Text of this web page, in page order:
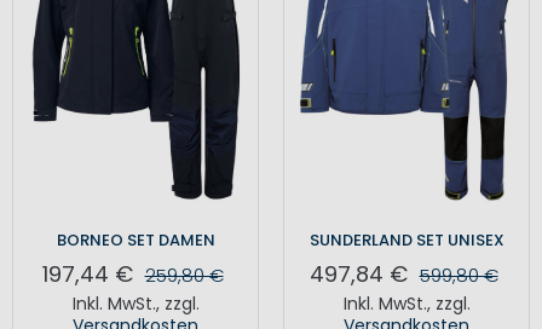
BORNEO SET DAMEN
197,44 € 259,80 €
Inkl. MwSt., zzgl.
SUNDERLAND SET UNISEX
497,84 € 599,80 €
Inkl. MwSt., zzgl.